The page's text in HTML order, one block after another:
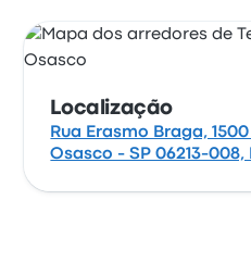
Localização
Rua Erasmo Braga,
Osasco - SP 06213-008,